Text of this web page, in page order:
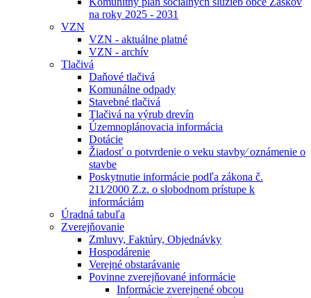
na roky 2025 - 2031
VZN
VZN - aktuálne platné
VZN - archív
Tlačivá
Daňové tlačivá
Komunálne odpady
Stavebné tlačivá
Tlačivá na výrub drevín
Územnoplánovacia informácia
Dotácie
Žiadosť o potvrdenie o veku stavby⁄ oznámenie o
stavbe
Poskytnutie informácie podľa zákona č.
211⁄2000 Z.z. o slobodnom prístupe k
informáciám
Úradná tabuľa
Zverejňovanie
Zmluvy, Faktúry, Objednávky
Hospodárenie
Verejné obstarávanie
Povinne zverejňované informácie
Informácie zverejnené obcou